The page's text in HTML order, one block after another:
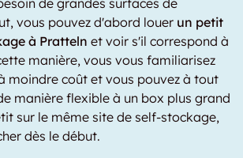
vous pouvez d'abord louer un petit
à Pratteln et voir s'il correspond à
manière, vous vous familiarisez
moindre coût et vous pouvez à tout
manière flexible à un box plus grand
sur le même site de self-stockage,
dès le début.